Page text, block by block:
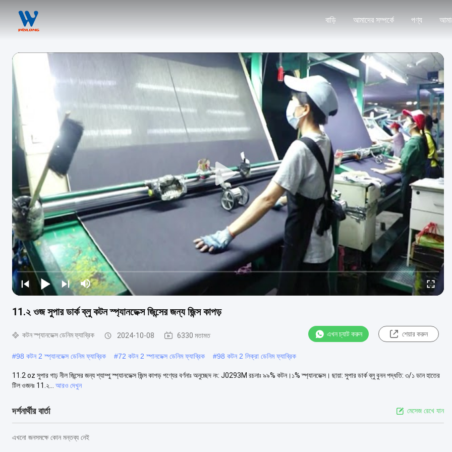
বাড়ি আমাদের সম্পর্কে পণ্য
11.২ ওজ সুপার ডার্ক ব্লু কটন স্প্যানডেক্স জিন্সের জন্য জিন্স কাপড়
কটন স্প্যানডেক্স ডেনিম ফ্যাব্রিক 2024-10-08 6330 মতামত এখন চ্যাট করুন শেয়ার করুন
#98 কটন 2 স্প্যানডেক্স ডেনিম ফ্যাব্রিক #72 কটন 2 স্পানডেক্স ডেনিম ফ্যাব্রিক #98 কটন 2 লিক্রা ডেনিম ফ্যাব্রিক
11.2 oz সুপার গাঢ় নীল জিন্সের জন্য শ্যাম্পু স্প্যানডেক্স জিন্স কাপড় পণ্যের বর্ণনাঃ অনুচ্ছেদ নং: J0293M রচনাঃ ৯৯% কটন।১% স্প্যানডেক্স। ছায়া: সুপার ডার্ক ব্লু বুনন পদ্ধতি: ৩/১ ডান হাতের
টিল ওজনঃ 11.২...
আরও দেখুন
দর্শনার্থীর বার্তা মেসেজ রেখে যান
এখনো জনসমক্ষে কোন মন্তব্য নেই